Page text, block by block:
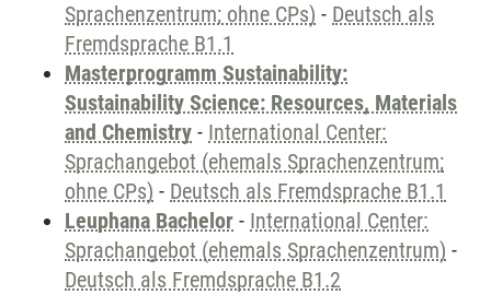
Sprachenzentrum; ohne CPs) - Deutsch als
Fremdsprache B1.1
Masterprogramm Sustainability:
Sustainability Science: Resources, Materials
and Chemistry - International Center:
Sprachangebot (ehemals Sprachenzentrum;
ohne CPs) - Deutsch als Fremdsprache B1.1
Leuphana Bachelor - International Center:
Sprachangebot (ehemals Sprachenzentrum) -
Deutsch als Fremdsprache B1.2